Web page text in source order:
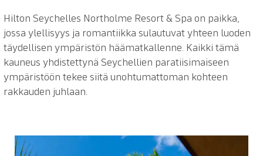
Hilton Seychelles Northolme Resort & Spa on paikka,
jossa ylellisyys ja romantiikka sulautuvat yhteen luoden
täydellisen ympäristön häämatkallenne. Kaikki tämä
kauneus yhdistettynä Seychellien paratiisimaiseen
ympäristöön tekee siitä unohtumattoman kohteen
rakkauden juhlaan.